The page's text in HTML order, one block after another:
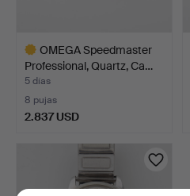
OMEGA Speedmaster
Professional, Quartz, Ca…
5 días
8 pujas
2.837 USD
seleccionado